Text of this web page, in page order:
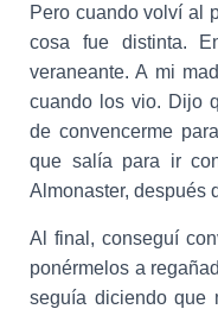
Pero cuando volví al
cosa fue distinta.
veraneante. A mi
cuando los vio. Dijo
de convencerme
que salía para ir
Almonaster, después
Al final, conseguí
ponérmelos a
seguía diciendo que